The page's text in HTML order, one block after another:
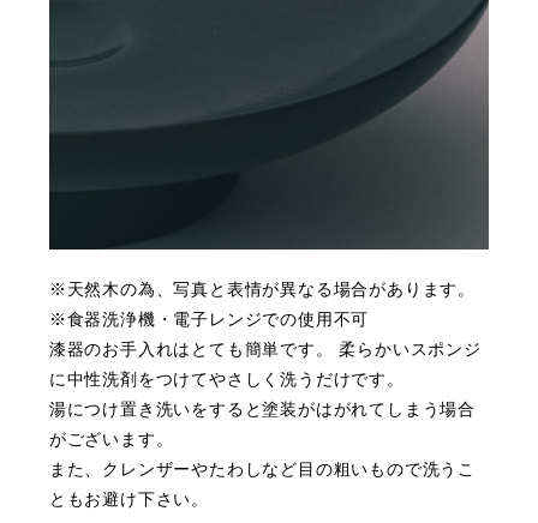
※天然木の為、写真と表情が異なる場合があります。
※食器洗浄機・電子レンジでの使用不可
漆器のお手入れはとても簡単です。 柔らかいスポンジ
に中性洗剤をつけてやさしく洗うだけです。
湯につけ置き洗いをすると塗装がはがれてしまう場合
がございます。
また、クレンザーやたわしなど目の粗いもので洗うこ
ともお避け下さい。